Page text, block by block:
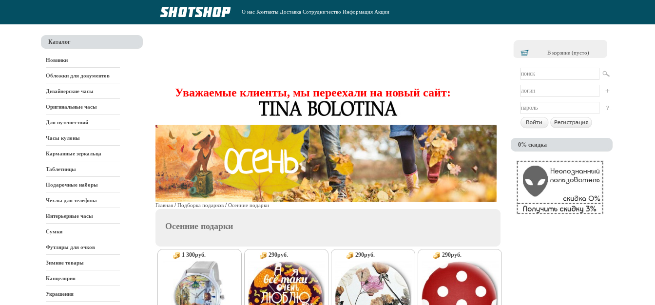
О нас Контакты Доставка Сотрудничество Информация Акции
Каталог
Новинки
Обложки для документов
Дизайнерские часы
Оригинальные часы
Для путешествий
Часы кулоны
Карманные зеркальца
Таблетницы
Подарочные наборы
Чехлы для телефона
Интерьерные часы
Сумки
Футляры для очков
Зимние товары
Канцелярия
Украшения
Уважаемые клиенты, мы переехали на новый сайт:
Главная /Подборка подарков /Осенние подарки
Осенние подарки
1 300руб. 290руб. 290руб. 290руб.
В корзине (пусто)
0% скидка